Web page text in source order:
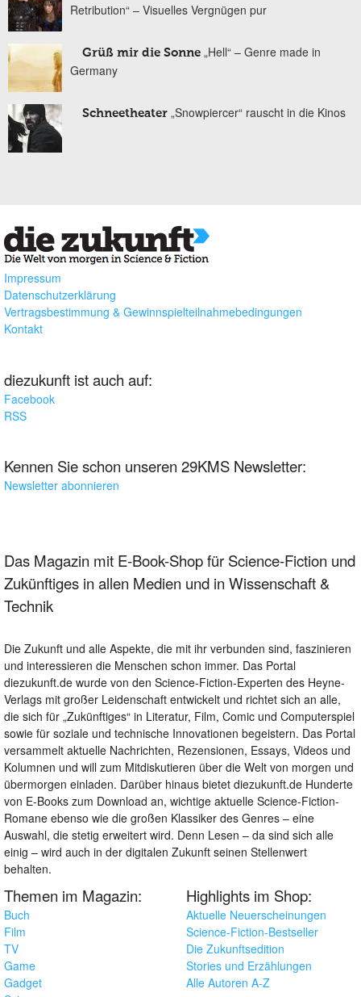
Retribution“ – Visuelles Vergnügen pur
Grüß mir die Sonne „Hell“ – Genre made in
Germany
Schneetheater „Snowpiercer“ rauscht in die Kinos
Impressum
Datenschutzerklärung
Vertragsbestimmung & Gewinnspielteilnahmebedingungen
Kontakt
diezukunft ist auch auf:
Facebook
RSS
Kennen Sie schon unseren 29KMS Newsletter:
Newsletter abonnieren
Das Magazin mit E-Book-Shop für Science-Fiction und
Zukünftiges in allen Medien und in Wissenschaft &
Technik
Die Zukunft und alle Aspekte, die mit ihr verbunden sind, faszinieren
und interessieren die Menschen schon immer. Das Portal
diezukunft.de wurde von den Science-Fiction-Experten des Heyne-
Verlags mit großer Leidenschaft entwickelt und richtet sich an alle,
die sich für „Zukünftiges“ in Literatur, Film, Comic und Computerspiel
sowie für soziale und technische Innovationen begeistern. Das Portal
versammelt aktuelle Nachrichten, Rezensionen, Essays, Videos und
Kolumnen und will zum Mitdiskutieren über die Welt von morgen und
übermorgen einladen. Darüber hinaus bietet diezukunft.de Hunderte
von E-Books zum Download an, wichtige aktuelle Science-Fiction-
Romane ebenso wie die großen Klassiker des Genres – eine
Auswahl, die stetig erweitert wird. Denn Lesen – da sind sich alle
einig – wird auch in der digitalen Zukunft seinen Stellenwert
behalten.
Themen im Magazin:
Buch
Film
TV
Game
Gadget
Highlights im Shop:
Aktuelle Neuerscheinungen
Science-Fiction-Bestseller
Die Zukunftsedition
Stories und Erzählungen
Alle Autoren A-Z